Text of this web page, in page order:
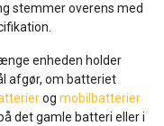
stemmer overens med
enheden holder
afgør, om batteriet
og mobilbatterier
det gamle batteri eller i